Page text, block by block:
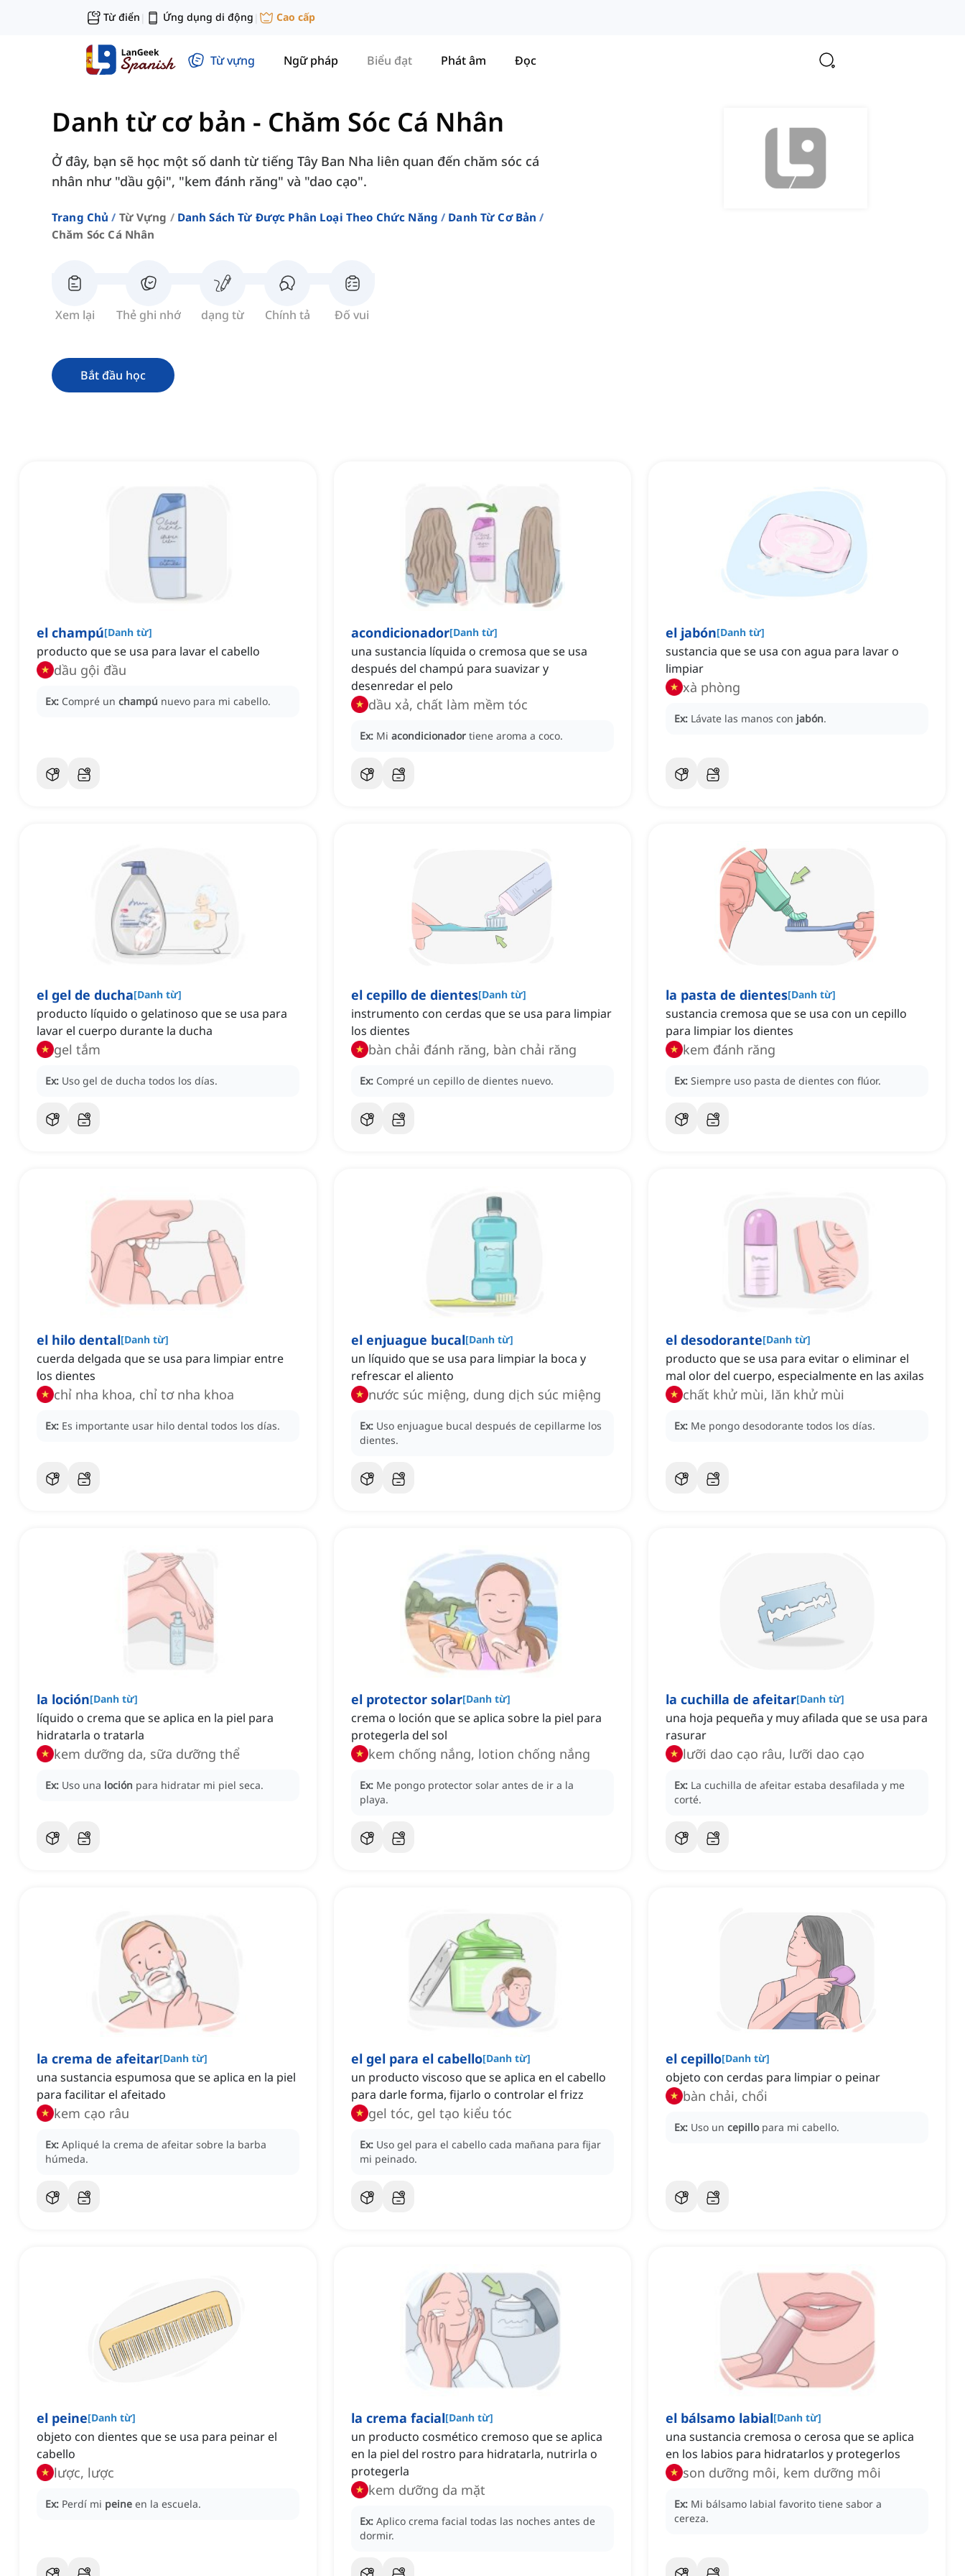
Từ điển | Ứng dụng di động | Cao cấp
Từ vựng Ngữ pháp Biểu đạt Phát âm Đọc
Danh từ cơ bản - Chăm Sóc Cá Nhân
Ở đây, bạn sẽ học một số danh từ tiếng Tây Ban Nha liên quan đến chăm sóc cá
nhân như "dầu gội", "kem đánh răng" và "dao cạo".
Trang Chủ Từ Vựng Danh Sách Từ Được Phân Loại Theo Chức Năng
Danh Từ Cơ Bản
Chăm Sóc Cá Nhân
Xem lại Thẻ ghi nhớ dạng từ Chính tả Đố vui
Bắt đầu học
el champú[Danh từ]
producto que se usa para lavar el cabello
dầu gội đầu
Ex: Compré un champú nuevo para mi cabello.
acondicionador[Danh từ]
una sustancia líquida o cremosa que se usa
después del champú para suavizar y
desenredar el pelo
dầu xả, chất làm mềm tóc
Ex: Mi acondicionador tiene aroma a coco.
el jabón[Danh từ]
sustancia que se usa con agua para lavar o
limpiar
xà phòng
Ex: Lávate las manos con jabón.
el gel de ducha[Danh từ]
producto líquido o gelatinoso que se usa para
lavar el cuerpo durante la ducha
gel tắm
Ex: Uso gel de ducha todos los días.
el cepillo de dientes[Danh từ]
instrumento con cerdas que se usa para limpiar
los dientes
bàn chải đánh răng, bàn chải răng
Ex: Compré un cepillo de dientes nuevo.
la pasta de dientes[Danh từ]
sustancia cremosa que se usa con un cepillo
para limpiar los dientes
kem đánh răng
Ex: Siempre uso pasta de dientes con flúor.
el hilo dental[Danh từ]
cuerda delgada que se usa para limpiar entre
los dientes
chỉ nha khoa, chỉ tơ nha khoa
Ex: Es importante usar hilo dental todos los días.
el enjuague bucal[Danh từ]
un líquido que se usa para limpiar la boca y
refrescar el aliento
nước súc miệng, dung dịch súc miệng
Ex: Uso enjuague bucal después de cepillarme los
dientes.
el desodorante[Danh từ]
producto que se usa para evitar o eliminar el
mal olor del cuerpo, especialmente en las axilas
chất khử mùi, lăn khử mùi
Ex: Me pongo desodorante todos los días.
la loción[Danh từ]
líquido o crema que se aplica en la piel para
hidratarla o tratarla
kem dưỡng da, sữa dưỡng thể
Ex: Uso una loción para hidratar mi piel seca.
el protector solar[Danh từ]
crema o loción que se aplica sobre la piel para
protegerla del sol
kem chống nắng, lotion chống nắng
Ex: Me pongo protector solar antes de ir a la
playa.
la cuchilla de afeitar[Danh từ]
una hoja pequeña y muy afilada que se usa para
rasurar
lưỡi dao cạo râu, lưỡi dao cạo
Ex: La cuchilla de afeitar estaba desafilada y me
corté.
la crema de afeitar[Danh từ]
una sustancia espumosa que se aplica en la piel
para facilitar el afeitado
kem cạo râu
Ex: Apliqué la crema de afeitar sobre la barba
húmeda.
el gel para el cabello[Danh từ]
un producto viscoso que se aplica en el cabello
para darle forma, fijarlo o controlar el frizz
gel tóc, gel tạo kiểu tóc
Ex: Uso gel para el cabello cada mañana para fijar
mi peinado.
el cepillo[Danh từ]
objeto con cerdas para limpiar o peinar
bàn chải, chổi
Ex: Uso un cepillo para mi cabello.
el peine[Danh từ]
objeto con dientes que se usa para peinar el
cabello
lược, lược
Ex: Perdí mi peine en la escuela.
la crema facial[Danh từ]
un producto cosmético cremoso que se aplica
en la piel del rostro para hidratarla, nutrirla o
protegerla
kem dưỡng da mặt
Ex: Aplico crema facial todas las noches antes de
dormir.
el bálsamo labial[Danh từ]
una sustancia cremosa o cerosa que se aplica
en los labios para hidratarlos y protegerlos
son dưỡng môi, kem dưỡng môi
Ex: Mi bálsamo labial favorito tiene sabor a
cereza.